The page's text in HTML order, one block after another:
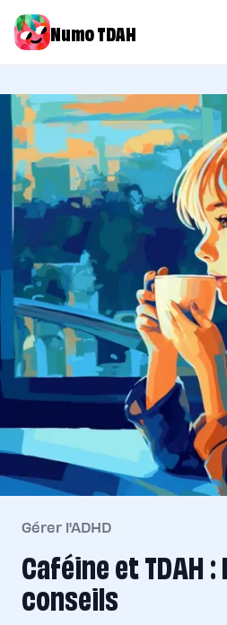
Numo TDAH
Gérer l'ADHD
Caféine et TDAH
conseils